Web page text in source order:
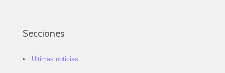
Secciones
Últimas noticias